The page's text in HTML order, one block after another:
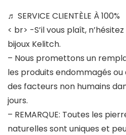
♬ SERVICE CLIENTÈLE ​​À 100%
< br> -S’il vous plaît,
bijoux Kelitch.
– Nous promettons un
les produits endommagés
des facteurs non humains
jours.
– REMARQUE: Toutes les
naturelles sont uniques et